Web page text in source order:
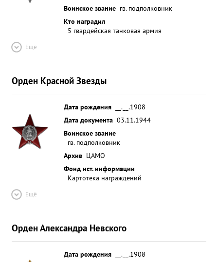
Воинское звание гв. подполковник
Кто наградил
5 гвардейская танковая армия
Ещё
Орден Красной Звезды
Дата рождения
__.__.1908
Дата документа 03.11.1944
Воинское звание
гв. подполковник
Архив ЦАМО
Фонд ист. информации
Картотека награждений
Ещё
Орден Александра Невского
Дата рождения
__.__.1908